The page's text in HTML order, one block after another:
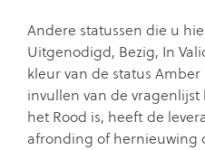
Andere statussen die u
Uitgenodigd, Bezig, In
kleur van de status
invullen van de vragenlijst
het Rood is, heeft de
afronding of hernieuwing